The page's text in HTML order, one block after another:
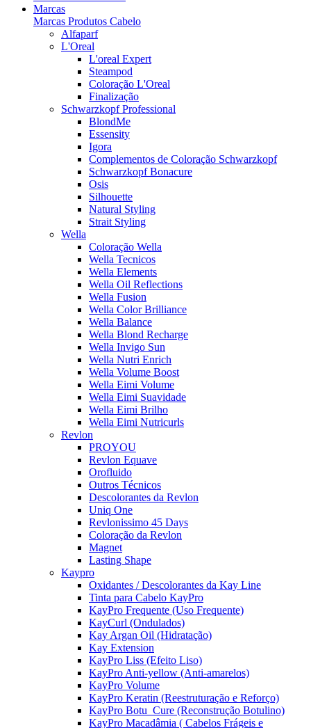
Marcas
Marcas Produtos Cabelo
Alfaparf
L'Oreal
L'oreal Expert
Steampod
Coloração L'Oreal
Finalização
Schwarzkopf Professional
BlondMe
Essensity
Igora
Complementos de Coloração Schwarzkopf
Schwarzkopf Bonacure
Osis
Silhouette
Natural Styling
Strait Styling
Wella
Coloração Wella
Wella Tecnicos
Wella Elements
Wella Oil Reflections
Wella Fusion
Wella Color Brilliance
Wella Balance
Wella Blond Recharge
Wella Invigo Sun
Wella Nutri Enrich
Wella Volume Boost
Wella Eimi Volume
Wella Eimi Suavidade
Wella Eimi Brilho
Wella Eimi Nutricurls
Revlon
PROYOU
Revlon Equave
Orofluido
Outros Técnicos
Descolorantes da Revlon
Uniq One
Revlonissimo 45 Days
Coloração da Revlon
Magnet
Lasting Shape
Kaypro
Oxidantes / Descolorantes da Kay Line
Tinta para Cabelo KayPro
KayPro Frequente (Uso Frequente)
KayCurl (Ondulados)
Kay Argan Oil (Hidratação)
Kay Extension
KayPro Liss (Efeito Liso)
KayPro Anti-yellow (Anti-amarelos)
KayPro Volume
KayPro Keratin (Reestruturação e Reforço)
KayPro Botu_Cure (Reconstrução Botulino)
KayPro Macadâmia ( Cabelos Frágeis e